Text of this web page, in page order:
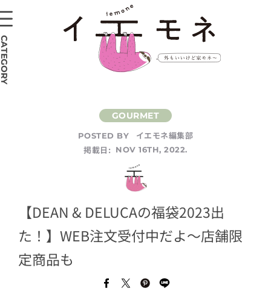
POSTED BY
イエモネ編集部
掲載日:
NOV 16TH, 2022.
【DEAN & DELUCAの福袋2023出
た！】WEB注文受付中だよ〜店舗限
定商品も